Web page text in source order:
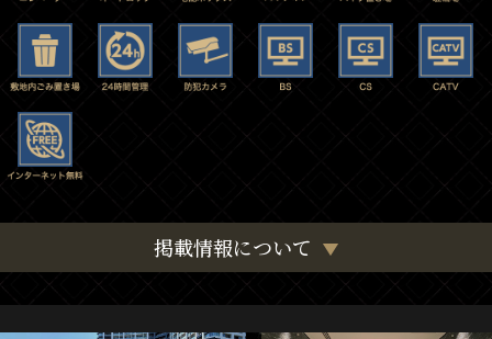
掲載情報について